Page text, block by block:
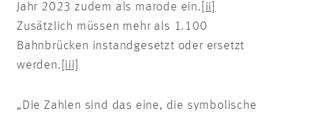
Jahr 2023 zudem als marode ein. [ii]
Zusätzlich müssen mehr als 1.100
Bahnbrücken instandgesetzt oder ersetzt
werden. [iii]
„Die Zahlen sind das eine, die symbolische